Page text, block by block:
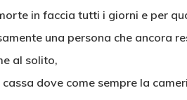
in faccia tutti i giorni e per
una persona che ancora
al solito,
dove come sempre la